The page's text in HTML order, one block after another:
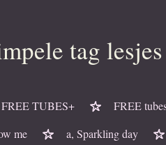
tag lesjes
FREE TUBES+ FREE
me a, Sparkling day